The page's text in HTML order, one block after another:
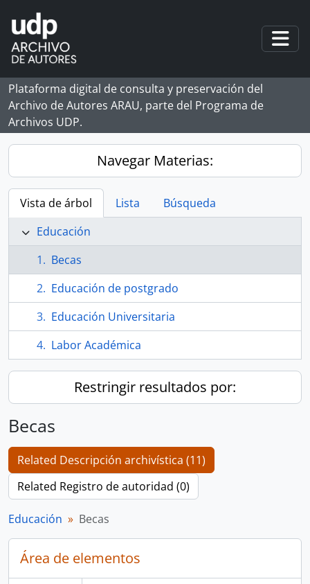
Skip to main content
Plataforma digital de consulta y preservación del
Archivo de Autores ARAU, parte del Programa de
Archivos UDP.
Navegar Materias:
Vista de árbol Lista
Búsqueda
Educación
Becas
Educación de postgrado
Educación Universitaria
Labor Académica
Restringir resultados por:
Becas
Related Descripción archivística (11)
Related Registro de autoridad (0)
Educación Becas
Área de elementos